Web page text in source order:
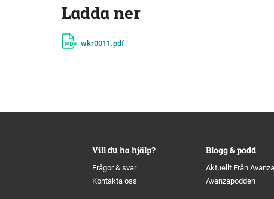
Kultur
Organisation
Placera
Ladda ner
wkr0011.pdf
Vill du ha hjälp?
Frågor & svar
Kontakta oss
Blogg & podd
Aktuellt Från Avanza
Avanzapodden